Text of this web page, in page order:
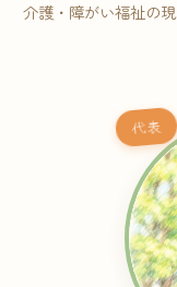
介護・障がい福祉の
代表